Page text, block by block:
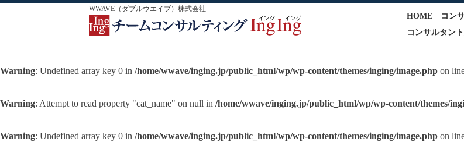
WWAVE（ダブルウエイブ）株式会社
HOME
コン
コンサルタン
Warning: Undefined array key 0 in /home/wwave/inging.jp/public_html/wp/wp-content/themes/inging/image.php on
Warning: Attempt to read property "cat_name" on null in /home/wwave/inging.jp/public_html/wp/wp-content/themes/
Warning: Undefined array key 0 in /home/wwave/inging.jp/public_html/wp/wp-content/themes/inging/image.php on